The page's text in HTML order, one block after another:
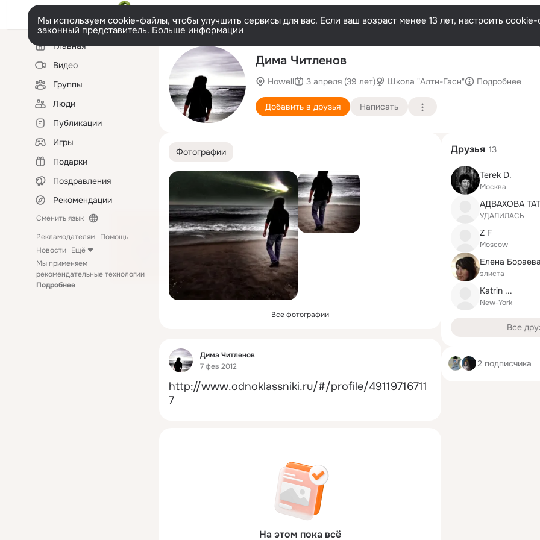
Мы используем cookie-файлы, чтобы улучшить сервисы для вас. Если ваш возраст менее 13 лет, настроить
законный представитель. Больше информации
Левая
колонкаГлавная
Видео
Группы
Люди
Публикации
Игры
Подарки
Поздравления
Рекомендации
Сменить язык
Рекламодателям Помощь
Новости Ещё
Мы применяем
рекомендательные технологии
Подробнее
Дима Читленов
Howell 3 апреля (39 лет) Школа "Алтн-Гасн" Подробнее
Добавить в друзья Написать
Фотографии
Все фотографии
Фид
Дима Читленов
7 фев 2012
http://www.odnoklassniki.ru/#/profile/49119716711
7
На этом пока всё
Друзья 13
Terek D.
Москва
УДАЛИЛАСЬ
Z F
Moscow
Елена
элиста
Katrin ...
New-York
Все
2 подписчика